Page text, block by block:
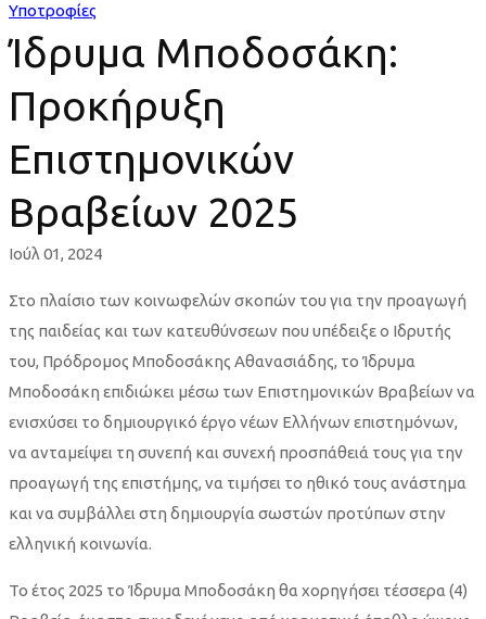
Μποδοσάκη:
Προκήρυξη
Επιστημονικών
Βραβείων
2025
Υποτροφίες
Ίδρυμα Μποδοσάκη:
Προκήρυξη
Επιστημονικών
Βραβείων 2025
Ιούλ 01, 2024
Στο πλαίσιο των κοινωφελών σκοπών του για την προαγωγή
της παιδείας και των κατευθύνσεων που υπέδειξε ο Ιδρυτής
του, Πρόδρομος Μποδοσάκης Αθανασιάδης, το Ίδρυμα
Μποδοσάκη επιδιώκει μέσω των Επιστημονικών Βραβείων να
ενισχύσει το δημιουργικό έργο νέων Ελλήνων επιστημόνων,
να ανταμείψει τη συνεπή και συνεχή προσπάθειά τους για την
προαγωγή της επιστήμης, να τιμήσει το ηθικό τους ανάστημα
και να συμβάλλει στη δημιουργία σωστών προτύπων στην
ελληνική κοινωνία.
Το έτος 2025 το Ίδρυμα Μποδοσάκη θα χορηγήσει τέσσερα (4)